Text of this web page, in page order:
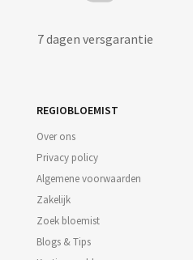
7 dagen versgarantie
REGIOBLOEMIST
Over ons
Privacy policy
Algemene voorwaarden
Zakelijk
Zoek bloemist
Blogs & Tips